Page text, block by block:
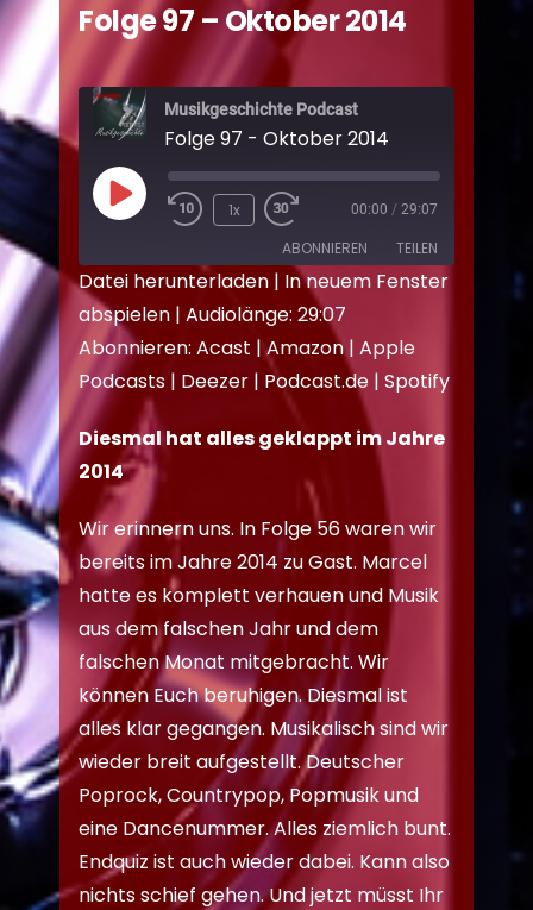
Folge 97 – Oktober 2014
Musikgeschichte Podcast
Folge 97 - Oktober 2014
1x 00:00 / 29:07
ABONNIEREN TEILEN
Acast Amazon
Apple Podcasts Deezer
Podcast.de Spotify
RSS FEED
TEILEN
LINK
EMBED
Datei herunterladen | In neuem Fenster
abspielen | Audiolänge: 29:07
Abonnieren: Acast |Amazon| Apple
Podcasts | Deezer | Podcast.de | Spotify
Diesmal hat alles geklappt im Jahre
2014
Wir erinnern uns. In Folge 56 waren wir
bereits im Jahre 2014 zu Gast. Marcel
hatte es komplett verhauen und Musik
aus dem falschen Jahr und dem
falschen Monat mitgebracht. Wir
können Euch beruhigen. Diesmal ist
alles klar gegangen. Musikalisch sind wir
wieder breit aufgestellt. Deutscher
Poprock, Countrypop, Popmusik und
eine Dancenummer. Alles ziemlich bunt.
Endquiz ist auch wieder dabei. Kann also
nichts schief gehen. Und jetzt müsst Ihr